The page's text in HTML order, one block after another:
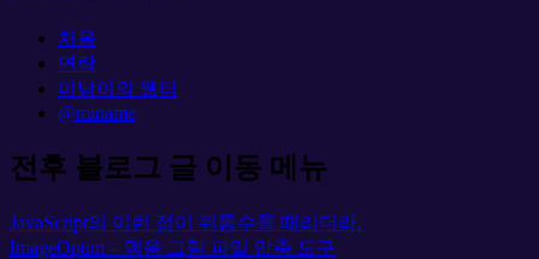
처음
연락
미남이의 웹터
@miname
전후 블로그 글 이동 메뉴
JavaScript의 이런 점이 뒤통수를 때리더라.
ImageOptim – 맥용 그림 파일 압축 도구